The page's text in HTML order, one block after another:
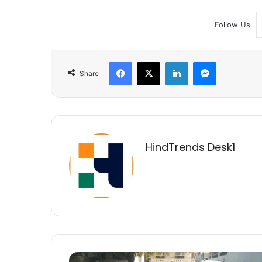
Follow Us
Share
Facebook
X LinkedInMessenger
HindTrends Desk1
नगर